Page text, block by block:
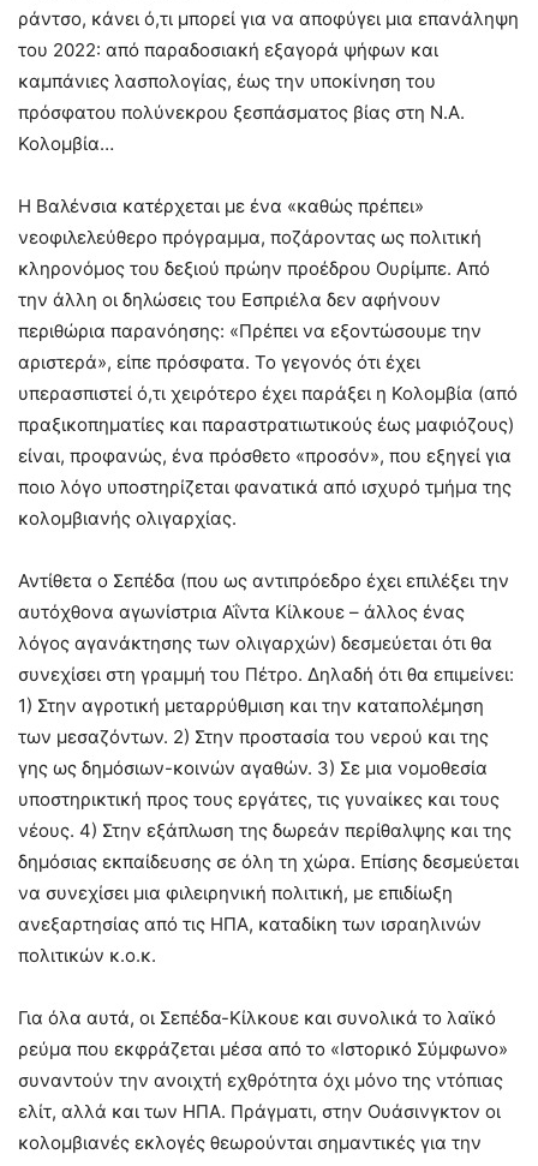
ράντσο, κάνει ό,τι μπορεί για να αποφύγει μια επανάληψη
του 2022: από παραδοσιακή εξαγορά ψήφων και
καμπάνιες λασπολογίας, έως την υποκίνηση του
πρόσφατου πολύνεκρου ξεσπάσματος βίας στη Ν.Α.
Κολομβία…
Η Βαλένσια κατέρχεται με ένα «καθώς πρέπει»
νεοφιλελεύθερο πρόγραμμα, ποζάροντας ως πολιτική
κληρονόμος του δεξιού πρώην προέδρου Ουρίμπε. Από
την άλλη οι δηλώσεις του Εσπριέλα δεν αφήνουν
περιθώρια παρανόησης: «Πρέπει να εξοντώσουμε την
αριστερά», είπε πρόσφατα. Το γεγονός ότι έχει
υπερασπιστεί ό,τι χειρότερο έχει παράξει η Κολομβία (από
πραξικοπηματίες και παραστρατιωτικούς έως μαφιόζους)
είναι, προφανώς, ένα πρόσθετο «προσόν», που εξηγεί για
ποιο λόγο υποστηρίζεται φανατικά από ισχυρό τμήμα της
κολομβιανής ολιγαρχίας.
Αντίθετα ο Σεπέδα (που ως αντιπρόεδρο έχει επιλέξει την
αυτόχθονα αγωνίστρια Αΐντα Κίλκουε – άλλος ένας
λόγος αγανάκτησης των ολιγαρχών) δεσμεύεται ότι θα
συνεχίσει στη γραμμή του Πέτρο. Δηλαδή ότι θα επιμείνει:
1) Στην αγροτική μεταρρύθμιση και την καταπολέμηση
των μεσαζόντων. 2) Στην προστασία του νερού και της
γης ως δημόσιων-κοινών αγαθών. 3) Σε μια νομοθεσία
υποστηρικτική προς τους εργάτες, τις γυναίκες και τους
νέους. 4) Στην εξάπλωση της δωρεάν περίθαλψης και της
δημόσιας εκπαίδευσης σε όλη τη χώρα. Επίσης δεσμεύεται
να συνεχίσει μια φιλειρηνική πολιτική, με επιδίωξη
ανεξαρτησίας από τις ΗΠΑ, καταδίκη των ισραηλινών
πολιτικών κ.ο.κ.
Για όλα αυτά, οι Σεπέδα-Κίλκουε και συνολικά το λαϊκό
ρεύμα που εκφράζεται μέσα από το «Ιστορικό Σύμφωνο»
συναντούν την ανοιχτή εχθρότητα όχι μόνο της ντόπιας
ελίτ, αλλά και των ΗΠΑ. Πράγματι, στην Ουάσινγκτον οι
κολομβιανές εκλογές θεωρούνται σημαντικές για την